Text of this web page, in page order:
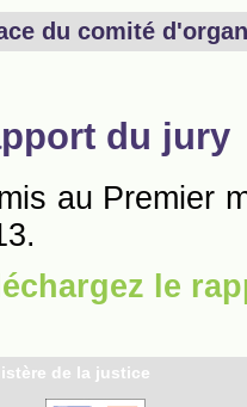
de la justice